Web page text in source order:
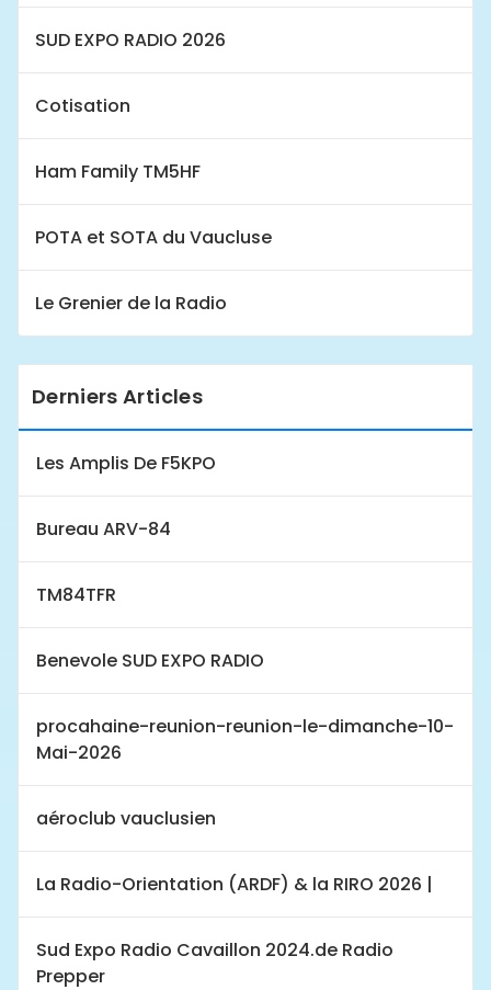
SUD EXPO RADIO 2026
Cotisation
Ham Family TM5HF
POTA et SOTA du Vaucluse
Le Grenier de la Radio
Derniers Articles
Les Amplis De F5KPO
Bureau ARV-84
TM84TFR
Benevole SUD EXPO RADIO
procahaine-reunion-reunion-le-dimanche-10-
Mai-2026
aéroclub vauclusien
La Radio-Orientation (ARDF) & la RIRO 2026 |
Sud Expo Radio Cavaillon 2024.de Radio
Prepper